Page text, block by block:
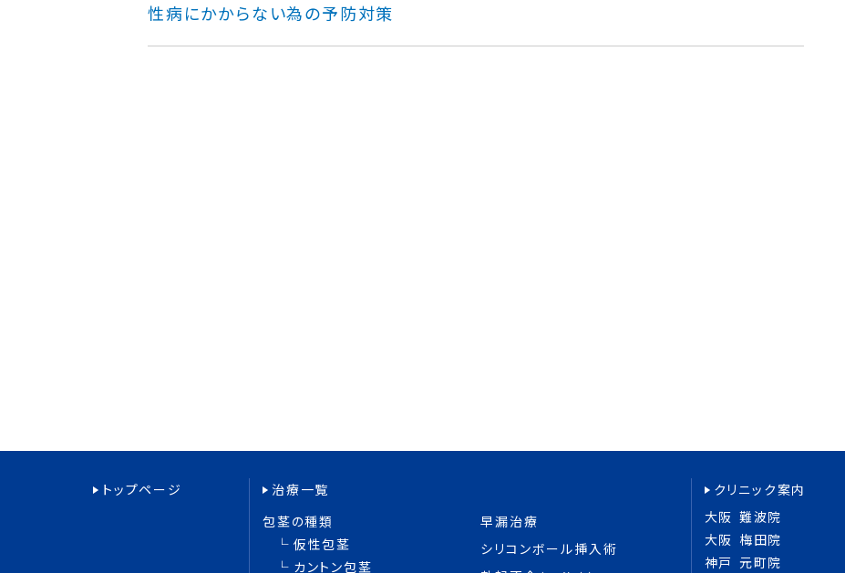
性病にかからない為の予防対策
トップページ
治療一覧
包茎の種類
仮性包茎
カントン包茎
早漏治療
シリコンボール挿入術
クリニック案内
大阪 難波院
大阪 梅田院
神戸 元町院